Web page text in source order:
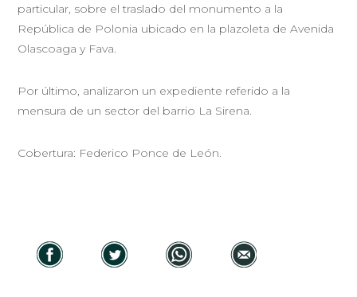
particular, sobre el traslado del monumento a la
República de Polonia ubicado en la plazoleta de Avenida
Olascoaga y Fava.
Por último, analizaron un expediente referido a la
mensura de un sector del barrio La Sirena.
Cobertura: Federico Ponce de León.